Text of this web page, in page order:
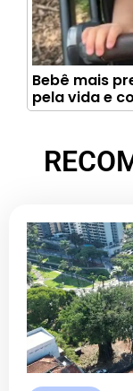
Bebê mais
pela vida e